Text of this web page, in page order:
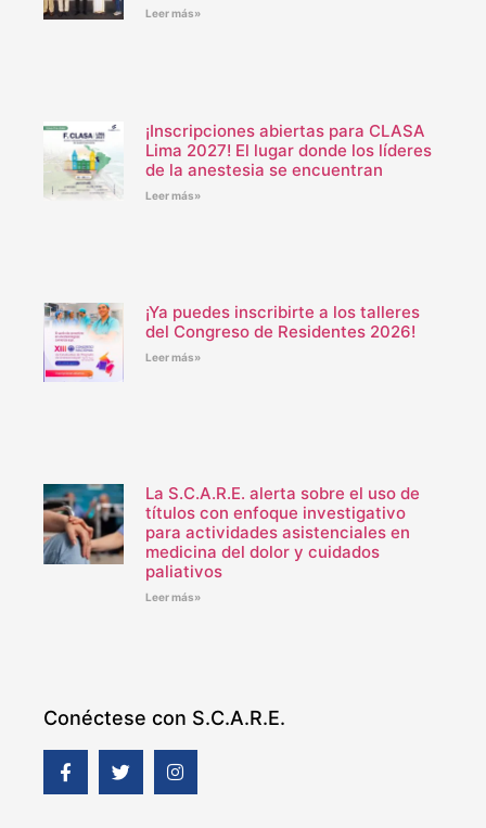
Leer más»
¡Inscripciones abiertas para CLASA
Lima 2027! El lugar donde los líderes
de la anestesia se encuentran
Leer más»
¡Ya puedes inscribirte a los talleres
del Congreso de Residentes 2026!
Leer más»
La S.C.A.R.E. alerta sobre el uso de
títulos con enfoque investigativo
para actividades asistenciales en
medicina del dolor y cuidados
paliativos
Leer más»
Conéctese con S.C.A.R.E.